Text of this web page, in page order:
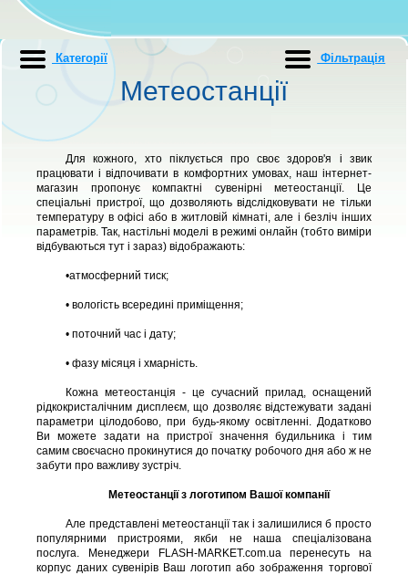
Метеостанції
Для кожного, хто піклується про своє здоров'я і звик
працювати і відпочивати в комфортних умовах, наш інтернет-
магазин пропонує компактні сувенірні метеостанції. Це
спеціальні пристрої, що дозволяють відслідковувати не тільки
температуру в офісі або в житловій кімнаті, але і безліч інших
параметрів. Так, настільні моделі в режимі онлайн (тобто виміри
відбуваються тут і зараз) відображають:
•атмосферний тиск;
• вологість всередині приміщення;
• поточний час і дату;
• фазу місяця і хмарність.
Кожна метеостанція - це сучасний прилад, оснащений
рідкокристалічним дисплеєм, що дозволяє відстежувати задані
параметри цілодобово, при будь-якому освітленні. Додатково
Ви можете задати на пристрої значення будильника і тим
самим своєчасно прокинутися до початку робочого дня або ж не
забути про важливу зустріч.
Метеостанції з логотипом Вашої компанії
Але представлені метеостанції так і залишилися б просто
популярними пристроями, якби не наша спеціалізована
послуга. Менеджери FLASH-MARKET.com.ua перенесуть на
корпус даних сувенірів Ваш логотип або зображення торгової
Категорії Фiльтрацiя